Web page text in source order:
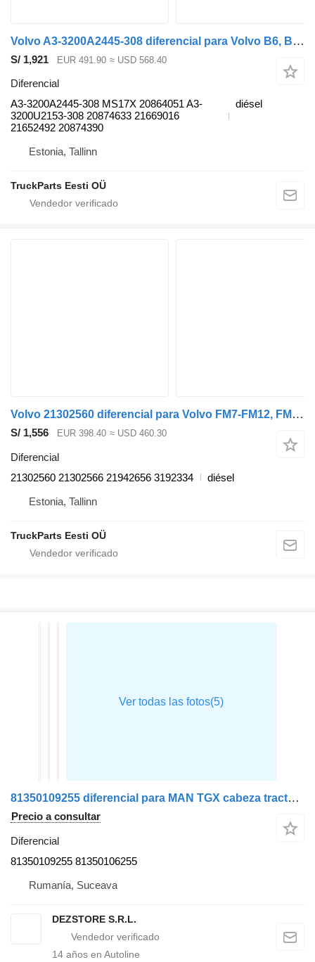
Volvo A3-3200A2445-308 diferencial para Volvo B6, B7, B9, B10, B12 bus (1978-2011) autobús
S/ 1,921 EUR 491.90 ≈ USD 568.40
Diferencial
A3-3200A2445-308 MS17X 20864051 A3-
3200U2153-308 20874633 21669016
21652492 20874390
diésel
Estonia, Tallinn
TruckParts Eesti OÜ
Volvo 21302560 diferencial para Volvo FM7-FM12, FM, FMX (1998-2014) cabeza tractora
S/ 1,556 EUR 398.40 ≈ USD 460.30
Diferencial
21302560 21302566 21942656 3192334
diésel
Estonia, Tallinn
TruckParts Eesti OÜ
81350109255 diferencial para MAN TGX cabeza tractora
Precio a consultar
Diferencial
81350109255 81350106255
Rumanía, Suceava
DEZSTORE S.R.L.
14 años en Autoline